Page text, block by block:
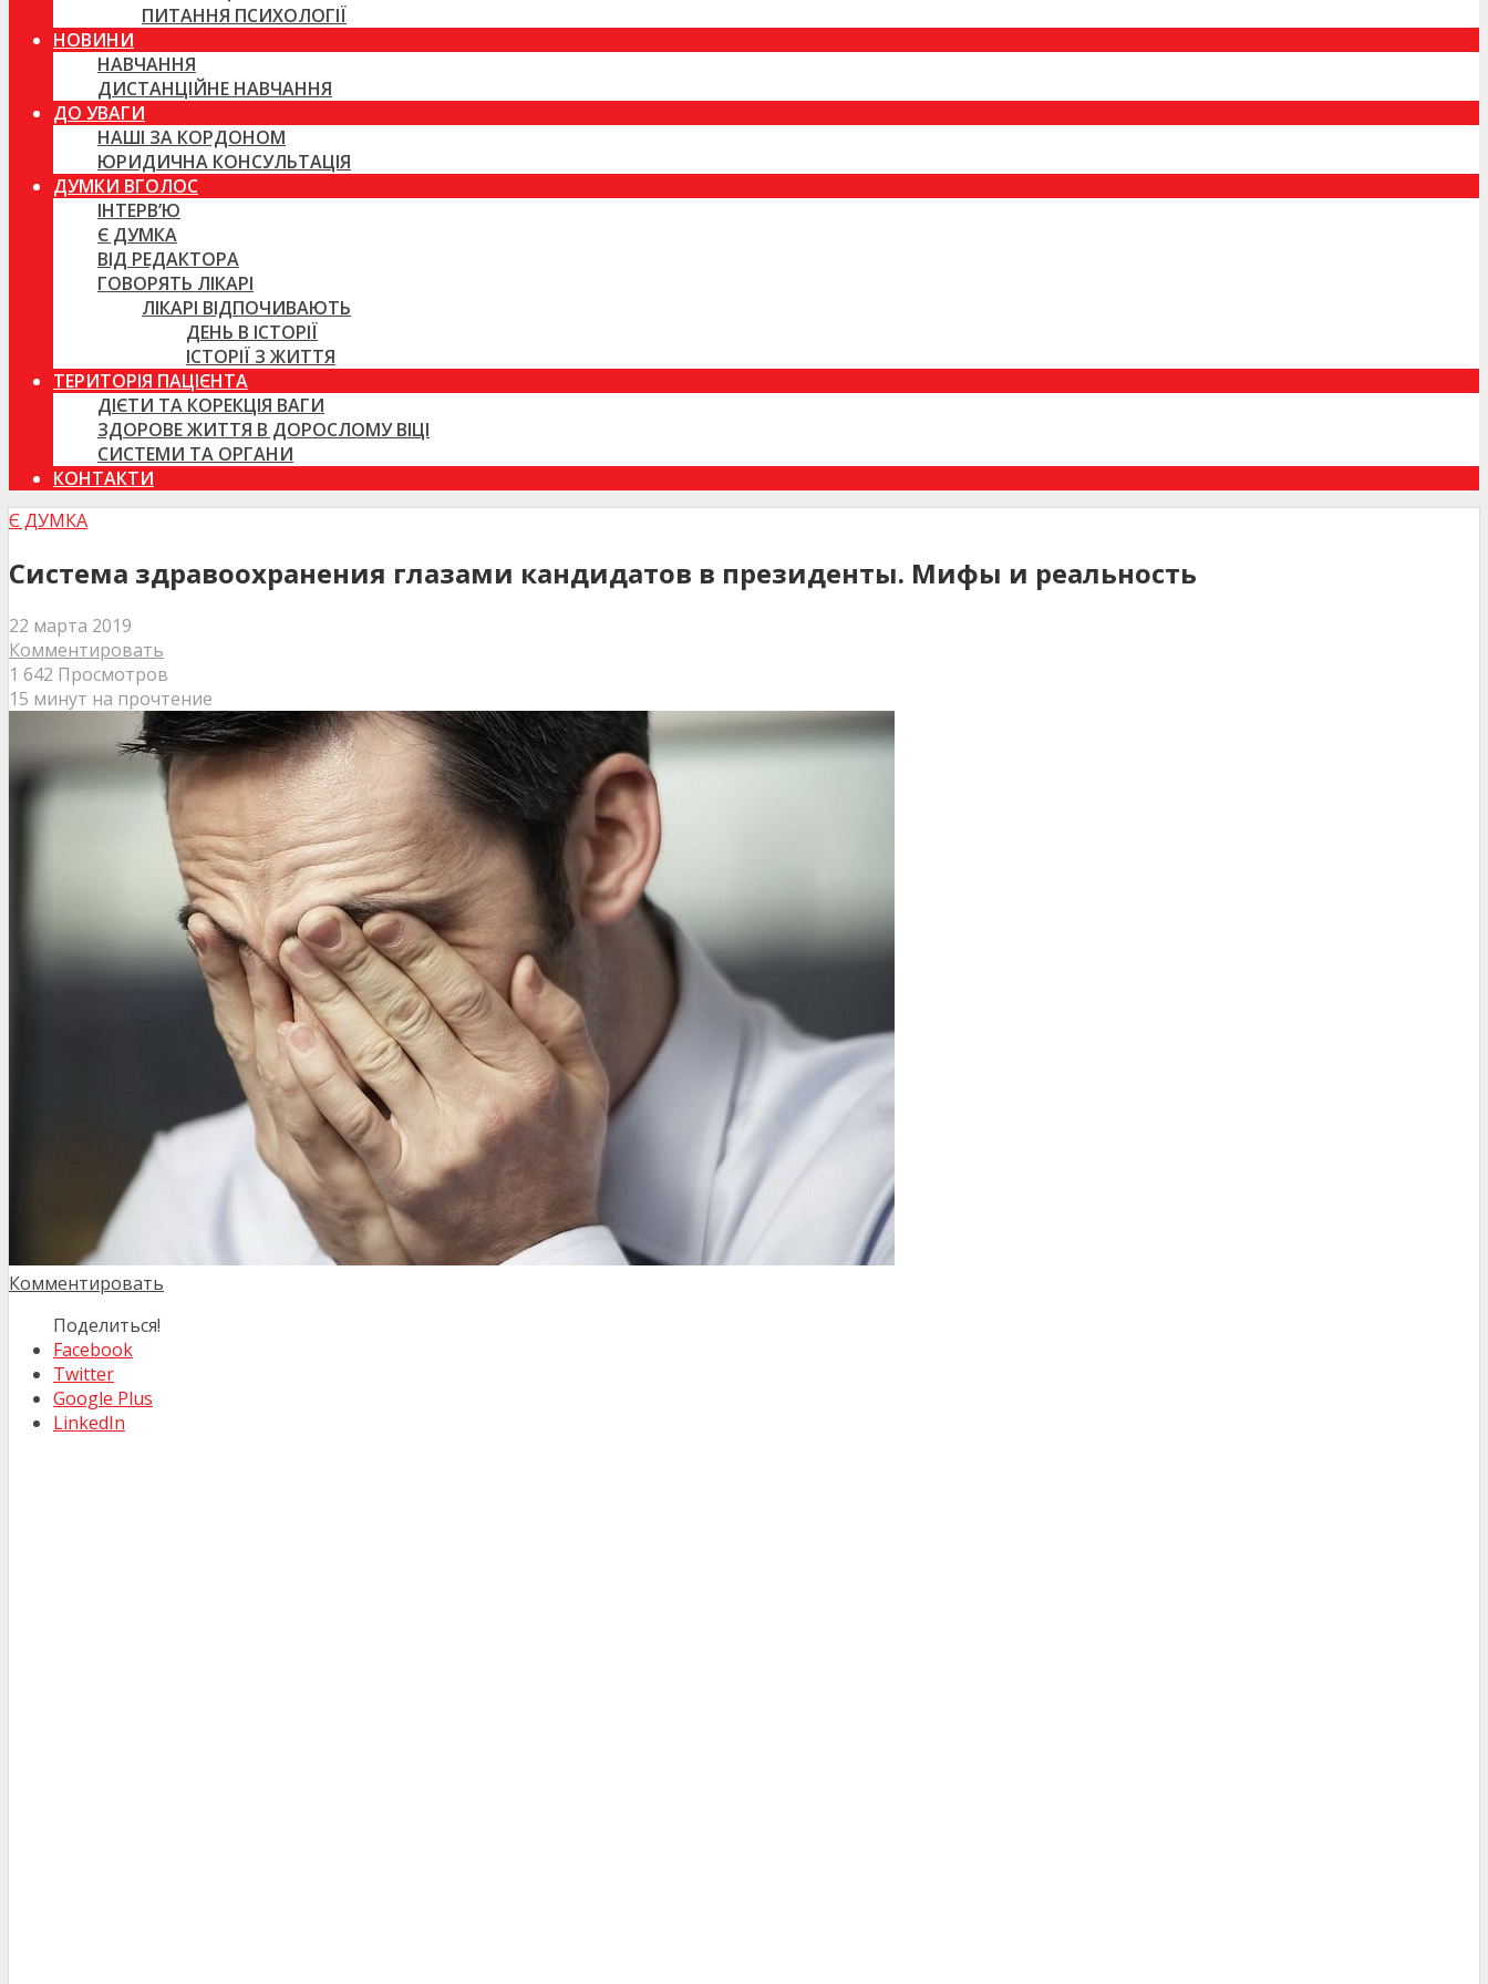
ПИТАННЯ ПСИХОЛОГІЇ
НОВИНИ
НАВЧАННЯ
ДИСТАНЦІЙНЕ НАВЧАННЯ
ДО УВАГИ
НАШІ ЗА КОРДОНОМ
ЮРИДИЧНА КОНСУЛЬТАЦІЯ
ДУМКИ ВГОЛОС
ІНТЕРВ’Ю
Є ДУМКА
ВІД РЕДАКТОРА
ГОВОРЯТЬ ЛІКАРІ
ЛІКАРІ ВІДПОЧИВАЮТЬ
ДЕНЬ В ІСТОРІЇ
ІСТОРІЇ З ЖИТТЯ
ТЕРИТОРІЯ ПАЦІЄНТА
ДІЄТИ ТА КОРЕКЦІЯ ВАГИ
ЗДОРОВЕ ЖИТТЯ В ДОРОСЛОМУ ВІЦІ
СИСТЕМИ ТА ОРГАНИ
КОНТАКТИ
Є ДУМКА
Система здравоохранения глазами кандидатов в президенты. Мифы и реальность
22 марта 2019
Комментировать
1 642 Просмотров
15 минут на прочтение
Комментировать
Поделиться!
Facebook
Twitter
Google Plus
LinkedIn